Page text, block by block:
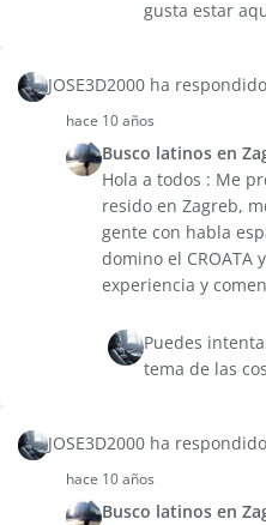
gusta estar
JOSE3D2000 ha
hace 10 años
Busco latinos en
Hola a todos : Me
resido en Zagreb,
gente con habla
domino el CROATA
experiencia y
Puedes
tema de las
JOSE3D2000 ha
hace 10 años
Busco latinos en